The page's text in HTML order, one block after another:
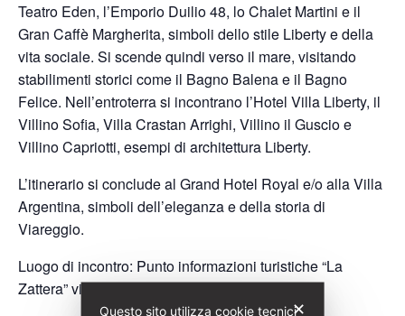
Teatro Eden, l’Emporio Duilio 48, lo Chalet Martini e il
Gran Caffè Margherita, simboli dello stile Liberty e della
vita sociale. Si scende quindi verso il mare, visitando
stabilimenti storici come il Bagno Balena e il Bagno
Felice. Nell’entroterra si incontrano l’Hotel Villa Liberty, il
Villino Sofia, Villa Crastan Arrighi, Villino il Guscio e
Villino Capriotti, esempi di architettura Liberty.
L’itinerario si conclude al Grand Hotel Royal e/o alla Villa
Argentina, simboli dell’eleganza e della storia di
Viareggio.
Luogo di incontro: Punto informazioni turistiche “La
Zattera” viale Regina Margherita 1
✕
Questo sito utilizza cookie tecnici